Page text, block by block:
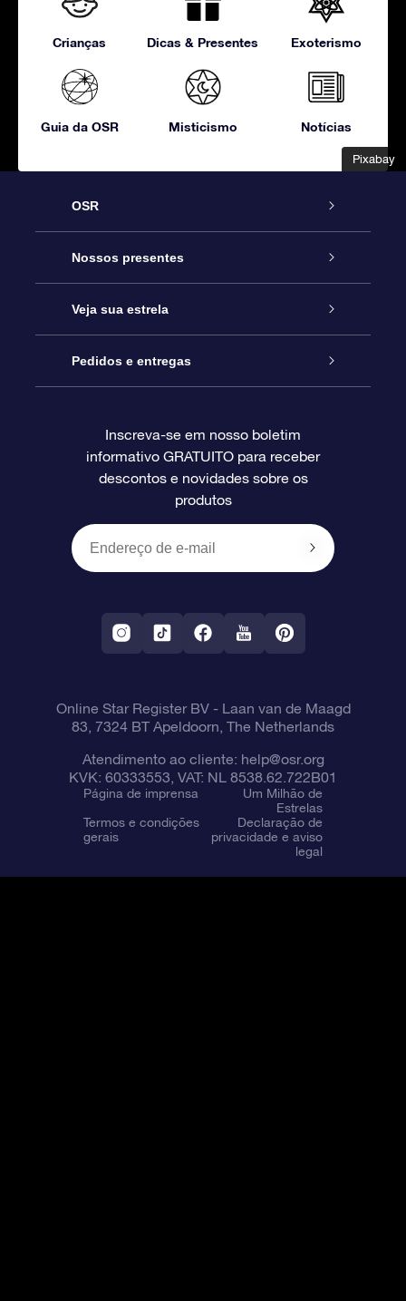
Pixabay
Pixabay
Crianças Dicas & Presentes Exoterismo
Guia da OSR Misticismo Notícias
OSR
Serviço
Entre em contato conosco
Blog
Avaliações
Nossos presentes
Presente estrelar on-line
Pacote de presente da OSR
O cartão de presente da OSR
Presentes corporativos
Veja sua estrela
Star Register
Página estelar personalizada
Um Milhão de Estrelas
OSR Starsaver
Aplicativo RV Fly me to the stars
Pedidos e entregas
Informações de pagamento
Política de devolução
Constelações
Inscreva-se em nosso boletim
informativo GRATUITO para receber
descontos e novidades sobre os
produtos
Online Star Register BV- Laan van de Maagd
83, 7324 BT Apeldoorn, The Netherlands
Atendimento ao cliente: help@osr.org
KVK: 60333553, VAT: NL 8538.62.722B01
Página de imprensa
Um Milhão de
Estrelas
Termos e condições
gerais
Declaração de
privacidade e aviso
legal